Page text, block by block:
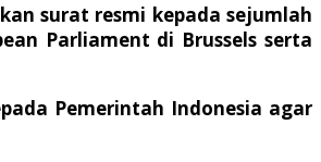
surat resmi kepada sejumlah
Parliament di Brussels serta
Pemerintah Indonesia agar